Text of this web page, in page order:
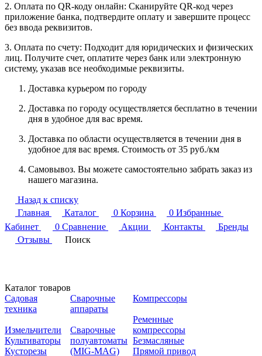
2. Оплата по QR-коду онлайн: Сканируйте QR-код через
приложение банка, подтвердите оплату и завершите процесс
без ввода реквизитов.
3. Оплата по счету: Подходит для юридических и физических
лиц. Получите счет, оплатите через банк или электронную
систему, указав все необходимые реквизиты.
Доставка курьером по городу
Доставка по городу осуществляется бесплатно в течении
дня в удобное для вас время.
Доставка по области осуществляется в течении дня в
удобное для вас время. Стоимость от 35 руб./км
Самовывоз. Вы можете самостоятельно забрать заказ из
нашего магазина.
Назад к списку
Главная
Каталог 0 Корзина 0 Избранные
Кабинет
0 Сравнение Акции Контакты
Бренды
Отзывы
Поиск
Каталог товаров
Садовая
техника
Измельчители
Культиваторы
Кусторезы
Сварочные
аппараты
Сварочные
полуавтоматы
(MIG-MAG)
Компрессоры
Ременные
компрессоры
Безмасляные
Прямой привод